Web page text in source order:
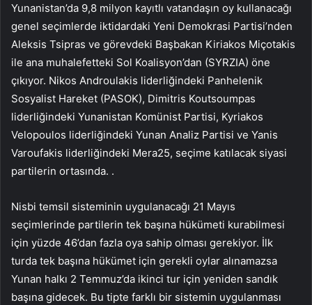
Yunanistan’da 9,8 milyon kayıtlı vatandaşın oy kullanacağı
genel seçimlerde iktidardaki Yeni Demokrasi Partisi’nden
Aleksis Tsipras ve görevdeki Başbakan Kiriakos Miçotakis
ile ana muhalefetteki Sol Koalisyon’dan (SYRZIA) öne
çıkıyor. Nikos Androulakis liderliğindeki Panhelenik
Sosyalist Hareket (PASOK), Dimitris Koutsoumpas
liderliğindeki Yunanistan Komünist Partisi, Kyriakos
Velopoulos liderliğindeki Yunan Analiz Partisi ve Yanis
Varoufakis liderliğindeki Mera25, seçime katılacak siyasi
partilerin ortasında. .
Nisbi temsil sisteminin uygulanacağı 21 Mayıs
seçimlerinde partilerin tek başına hükümeti kurabilmesi
için yüzde 46’dan fazla oya sahip olması gerekiyor. İlk
turda tek başına hükümet için gerekli oylar alınamazsa
Yunan halkı 2 Temmuz’da ikinci tur için yeniden sandık
başına gidecek. Bu tipte farklı bir sistemin uygulanması